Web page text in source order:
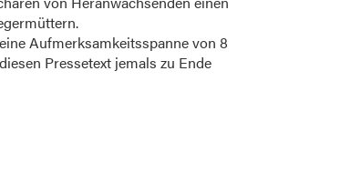
Aufmerksamkeitsspanne von 8
Pressetext jemals zu Ende